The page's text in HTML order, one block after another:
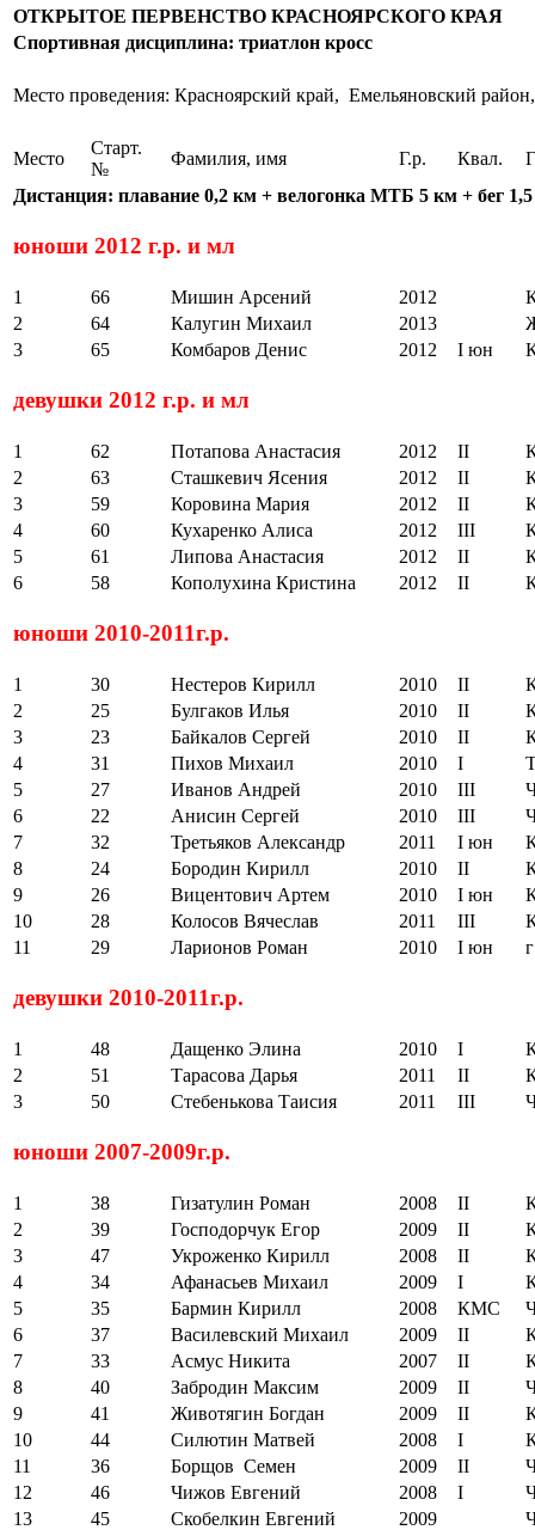
ОТКРЫТОЕ ПЕРВЕНСТВО КРАСНОЯРСКОГО КРАЯ
Спортивная дисциплина: триатлон кросс
Место проведения: Красноярский край, Емельяновский
Место
Старт.
№
Фамилия, имя Г.р. Квал.
Дистанция: плавание 0,2 км + велогонка МТБ 5 км + бег
юноши 2012 г.р. и мл
1 66 Мишин Арсений 2012
2
64 Калугин Михаил 2013
3
65 Комбаров Денис 2012 I юн
девушки 2012 г.р. и мл
1 62 Потапова Анастасия 2012 II
2
63 Сташкевич Ясения 2012 II
3
59 Коровина Мария 2012 II
4
60 Кухаренко Алиса 2012 III
5
61 Липова Анастасия 2012 II
6
58 Кополухина Кристина 2012 II
юноши 2010-2011г.р.
1 30 Нестеров Кирилл 2010 II
2
25 Булгаков Илья 2010 II
3
23 Байкалов Сергей 2010 II
4
31 Пихов Михаил 2010 I
5
27 Иванов Андрей 2010 III
6
22 Анисин Сергей 2010 III
7
32 Третьяков Александр 2011 I юн
8
24 Бородин Кирилл 2010 II
9
26 Вицентович Артем 2010 I юн
10
28 Колосов Вячеслав 2011 III
11
29 Ларионов Роман 2010 I юн
девушки 2010-2011г.р.
1 48 Дащенко Элина 2010 I
2
51 Тарасова Дарья 2011 II
3
50 Стебенькова Таисия 2011 III
юноши 2007-2009г.р.
1 38 Гизатулин Роман 2008 II
2
39 Господорчук Егор 2009 II
3
47 Укроженко Кирилл 2008 II
4
34 Афанасьев Михаил 2009 I
5
35 Бармин Кирилл 2008 КМС
6
37 Василевский Михаил 2009 II
7
33 Асмус Никита 2007 II
8
40 Забродин Максим 2009 II
9
41 Животягин Богдан 2009 II
10
44 Силютин Матвей 2008 I
11
36 Борщов Семен 2009 II
12
46 Чижов Евгений 2008 I
13
45 Скобелкин Евгений 2009